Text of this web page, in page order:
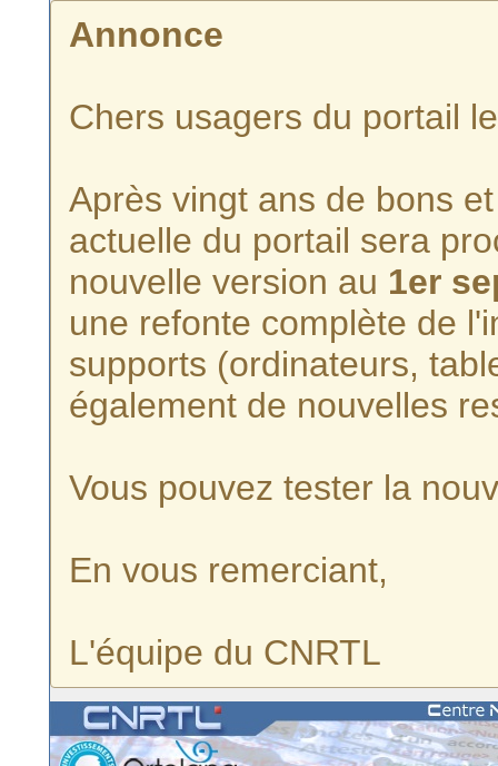
Annonce
Chers usagers du portail
Après vingt ans de bons
actuelle du portail sera
nouvelle version au 1er
une refonte complète de
supports (ordinateurs,
également de nouvelles
Vous pouvez tester la
En vous remerciant,
L'équipe du CNRTL